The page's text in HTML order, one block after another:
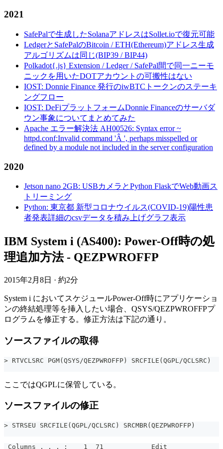
2021
SafePalで生成したSolanaアドレスはSollet.ioで復元可能
LedgerとSafePalのBitcoin / ETH(Ethereum)アドレス生成
アルゴリズムは同じ(BIP39 / BIP44)
Polkadot{.js} Extension / Ledger / SafePal間で同一ニーモ
ニックを用いたDOTアカウントの可搬性はない
IOST: Donnie Finance 発行のiwBTCトークンのステーキ
ングフロー
IOST: DeFiプラットフォームDonnie Financeのサーバダ
ウン事象についてまとめてみた
Apache エラー解決法 AH00526: Syntax error ~
httpd.conf:Invalid command 'Â ', perhaps misspelled or
defined by a module not included in the server configuration
2020
Jetson nano 2GB: USBカメラとPython FlaskでWeb動画ス
トリーミング
Python: 東京都 新型コロナウイルス(COVID-19)陽性患
者発表詳細のcsvデータを積み上げグラフ表示
IBM System i (AS400): Power-Off時の処
理追加方法 - QEZPWROFFP
2015年2月8日 · 約2分
System i においてスケジュールPower-Off時にアプリケーショ
ンの終結処理等を挿入したい場合、QSYS/QEZPWROFFPプ
ログラムを修正する。修正方法は下記の通り。
ソースファイルの取得
> RTVCLSRC PGM(QSYS/QEZPWROFFP) SRCFILE(QGPL/QCLSRC)
ここではQGPLに保管している。
ソースファイルの修正
> STRSEU SRCFILE(QGPL/QCLSRC) SRCMBR(QEZPWROFFP)
Columns . . . :    1  71            Edit